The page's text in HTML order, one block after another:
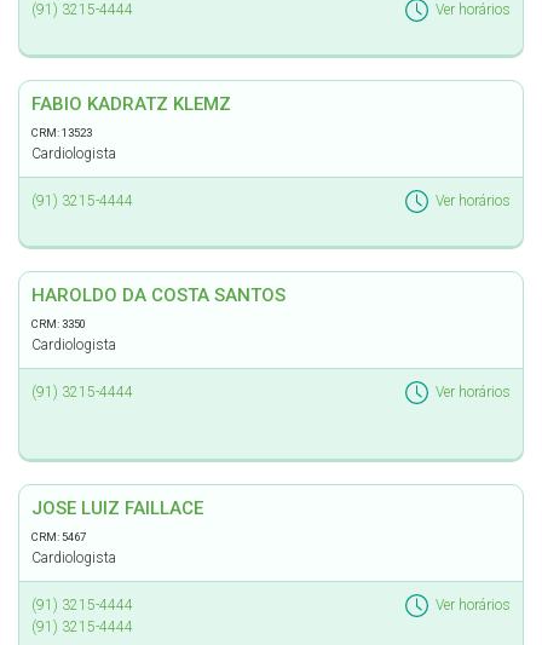
(91) 3215-4444 Ver horários
FABIO KADRATZ KLEMZ
CRM: 13523
Cardiologista
(91) 3215-4444 Ver horários
HAROLDO DA COSTA SANTOS
CRM: 3350
Cardiologista
(91) 3215-4444 Ver horários
JOSE LUIZ FAILLACE
CRM: 5467
Cardiologista
(91) 3215-4444
(91) 3215-4444
Ver horários